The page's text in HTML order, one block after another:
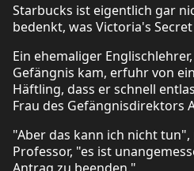
Starbucks ist eigentlich gar
bedenkt, was Victoria's
Ein ehemaliger
Gefängnis kam, erfuhr von
Häftling, dass er schnell
Frau des Gefängnisdirektors
"Aber das kann ich nicht
Professor, "es ist
Antrag zu beenden."